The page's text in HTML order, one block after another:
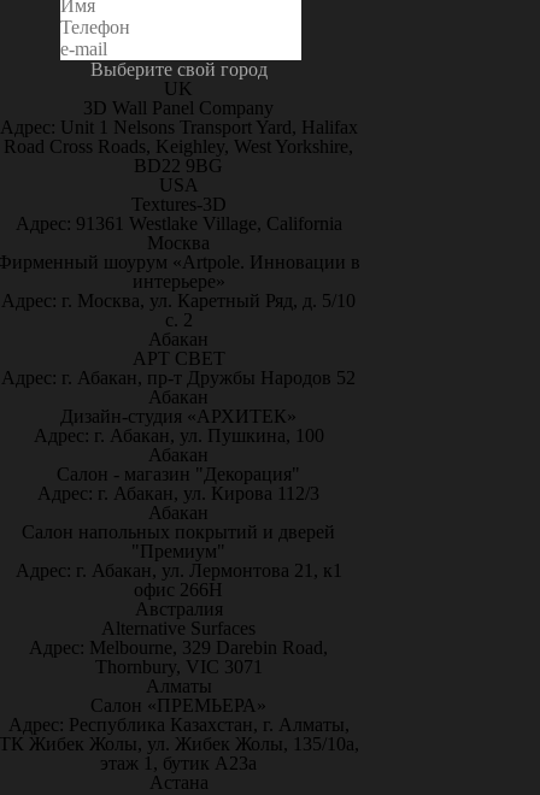
Выберите свой город
UK
3D Wall Panel Company
Адрес: Unit 1 Nelsons Transport Yard, Halifax
Road Cross Roads, Keighley, West Yorkshire,
BD22 9BG
USA
Textures-3D
Адрес: 91361 Westlake Village, California
Москва
шоурум «Artpole. Инновации в
интерьере»
Адрес: г. Москва, ул. Каретный Ряд, д. 5/10
с. 2
Абакан
АРТ СВЕТ
Адрес: г. Абакан, пр-т Дружбы Народов 52
Абакан
Дизайн-студия «АРХИТЕК»
Адрес: г. Абакан, ул. Пушкина, 100
Абакан
Салон - магазин "Декорация"
Адрес: г. Абакан, ул. Кирова 112/3
Абакан
Салон напольных покрытий и дверей
"Премиум"
Адрес: г. Абакан, ул. Лермонтова 21, к1
офис 266Н
Австралия
Alternative Surfaces
Адрес: Melbourne, 329 Darebin Road,
Thornbury, VIC 3071
Алматы
Салон «ПРЕМЬЕРА»
Адрес: Республика Казахстан, г. Алматы,
Жибек Жолы, ул. Жибек Жолы, 135/10а,
этаж 1, бутик А23а
Астана